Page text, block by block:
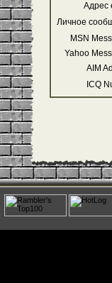
Адрес
Личное
MSN
Yahoo
AIM
ICQ